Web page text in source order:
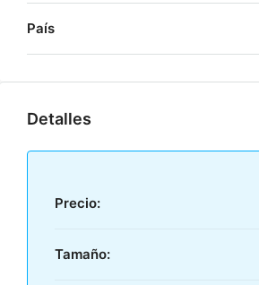
País
Detalles
Precio:
Tamaño: